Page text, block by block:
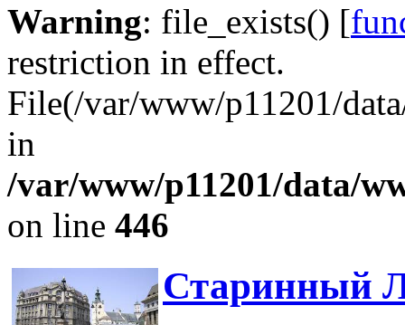
Warning: file_exists() [
restriction in effect.
File(/var/www/p11201/
in
/var/www/p11201/data/
on line 446
Старинный